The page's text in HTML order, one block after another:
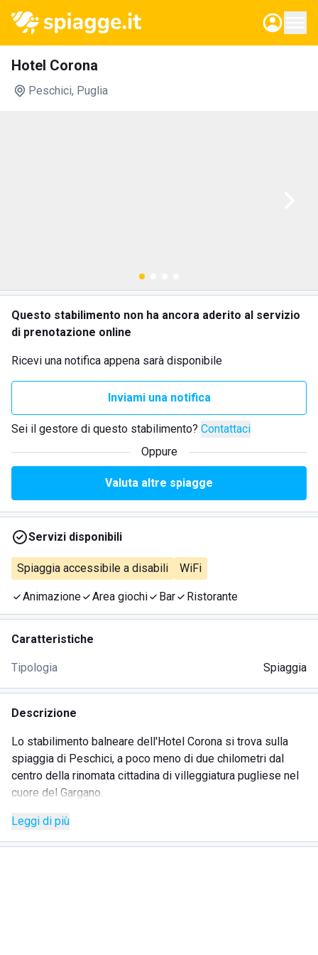
Hotel Corona
Peschici, Puglia
Questo stabilimento non ha ancora aderito al servizio
di prenotazione online
Ricevi una notifica appena sarà disponibile
Inviami una notifica
Sei il gestore di questo stabilimento? Contattaci
Oppure
Valuta altre spiagge
Servizi disponibili
Spiaggia accessibile a disabili WiFi
Animazione Area giochi Bar Ristorante
Caratteristiche
Tipologia Spiaggia
Descrizione
Lo stabilimento balneare dell'Hotel Corona si trova sulla
spiaggia di Peschici, a poco meno di due chilometri dal
centro della rinomata cittadina di villeggiatura pugliese nel
cuore del Gargano.
ombrelloni, ed è facilmente raggiungibile da tutti grazie alla
sua comoda posizione ed alla sua conformazione,
Leggi di più